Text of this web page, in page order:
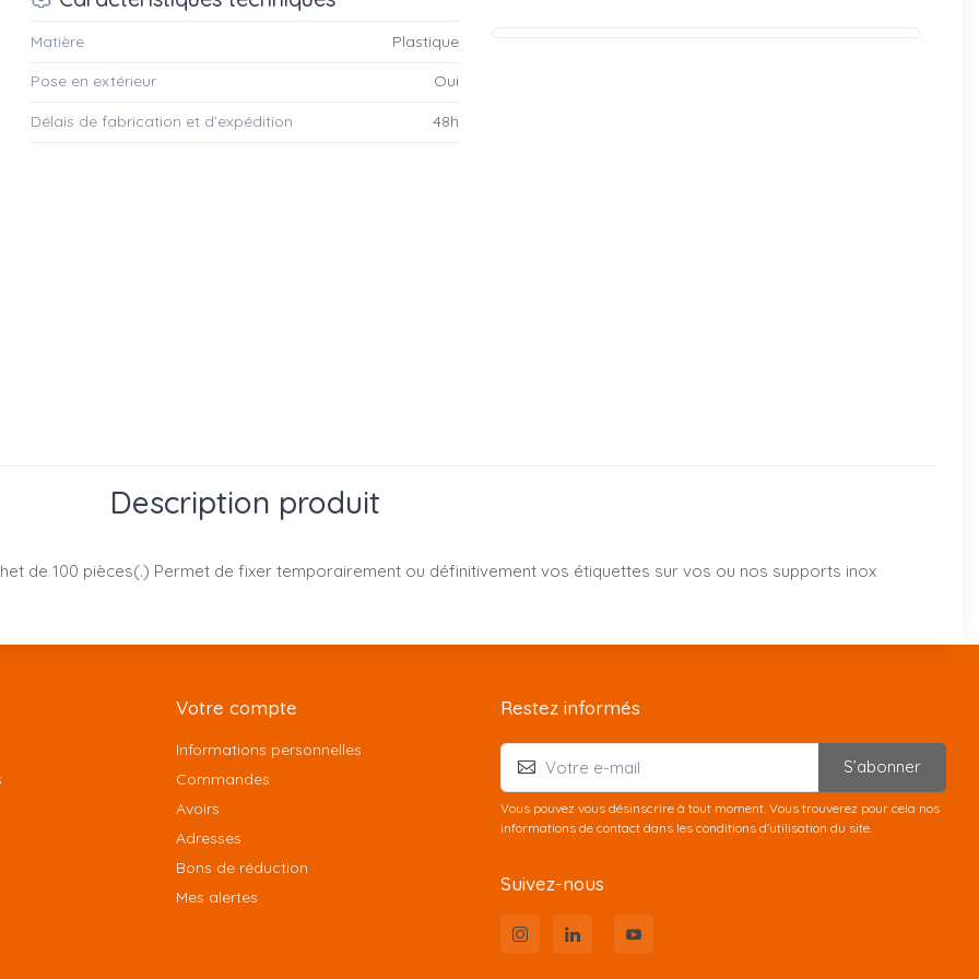
Matière Plastique
Pose en extérieur Oui
Délais de fabrication et d’expédition 48h
Description produit
de 100 pièces(.) Permet de fixer temporairement ou définitivement vos étiquettes sur vos ou nos supports inox
Votre compte
Informations personnelles
Commandes
Avoirs
Adresses
Bons de réduction
Mes alertes
Restez informés
S’abonner
Vous pouvez vous désinscrire à tout moment. Vous trouverez pour cela nos
informations de contact dans les conditions d'utilisation du site.
Suivez-nous